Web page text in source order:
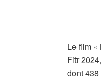
Le film «
Fitr
dont